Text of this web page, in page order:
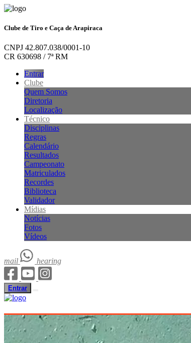
Clube de Tiro e Caça de Arapiraca
CNPJ 42.807.038/0001-10
CR 630698 / 7ª RM
Entrar
Clube
Quem Somos
Diretoria
Localização
Técnico
Disciplinas
Regras
Calendário
Resultados
Campeonato
Matriculados
Recordes
Biblioteca
Validador
Mídias
Notícias
Fotos
Vídeos
mail hearing
Entrar